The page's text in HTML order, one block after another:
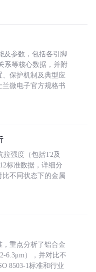
及参数，包括各引脚
系等核心数据，并附
保护机制及典型应
微电子官方规格书
拉强度（包括T2及
标准数据，详细分
不同状态下的金属
重点分析了铝合金
6.3μm），并对比不
8503-1标准和行业